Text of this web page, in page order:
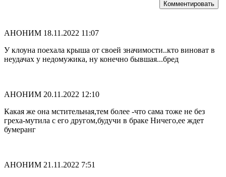
Комментировать
АНОНИМ 18.11.2022 11:07
У клоуна поехала крыша от своей значимости..кто виноват в
неудачах у недомужика, ну конечно бывшая...бред
АНОНИМ 20.11.2022 12:10
Какая же она мстительная,тем более -что сама тоже не без
греха-мутила с его другом,будучи в браке Ничего,ее ждет
бумеранг
АНОНИМ 21.11.2022 7:51